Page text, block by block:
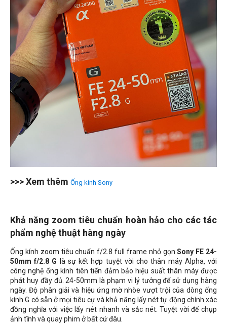
>>> Xem thêm Ống kính Sony
Khả năng zoom tiêu chuẩn hoàn hảo cho các tác
phẩm nghệ thuật hàng ngày
Ống kính zoom tiêu chuẩn f/2.8 full frame nhỏ gọnSony FE 24-
50mm f/2.8 G là sự kết hợp tuyệt vời cho thân máy Alpha, với
công nghệ ống kính tiên tiến đảm bảo hiệu suất thân máy được
phát huy đầy đủ. 24-50mm là phạm vi lý tưởng để sử dụng hàng
ngày. Độ phân giải và hiệu ứng mờ nhòe vượt trội của dòng ống
kính G có sẵn ở mọi tiêu cự và khả năng lấy nét tự động chính xác
đồng nghĩa với việc lấy nét nhanh và sắc nét. Tuyệt vời để chụp
ảnh tĩnh và quay phim ở bất cứ đâu.